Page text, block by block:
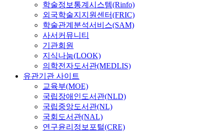
학술정보통계시스템(Rinfo)
외국학술지지원센터(FRIC)
학술관계분석서비스(SAM)
사서커뮤니티
기관회원
지식나눔(LOOK)
의학전자도서관(MEDLIS)
유관기관 사이트
교육부(MOE)
국립장애인도서관(NLD)
국립중앙도서관(NL)
국회도서관(NAL)
연구윤리정보포털(CRE)